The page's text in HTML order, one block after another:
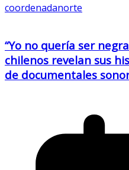
coordenadanorte
“Yo no quería ser
chilenos revelan sus
de documentales